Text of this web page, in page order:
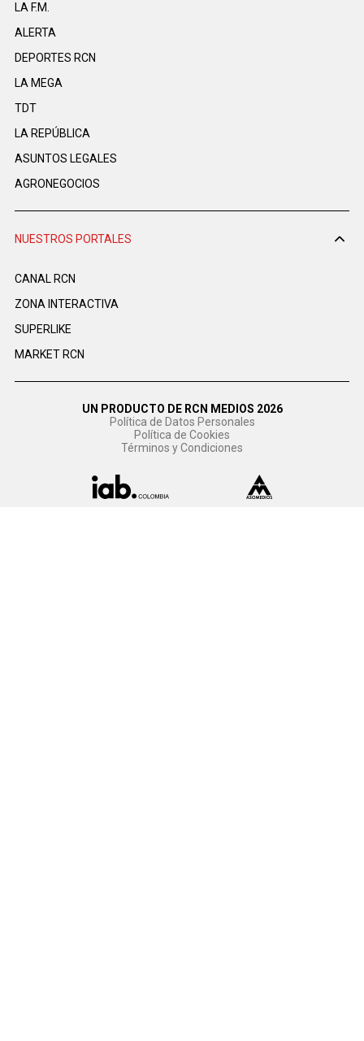
LA F.M.
ALERTA
DEPORTES RCN
LA MEGA
TDT
LA REPÚBLICA
ASUNTOS LEGALES
AGRONEGOCIOS
NUESTROS PORTALES
CANAL RCN
ZONA INTERACTIVA
SUPERLIKE
MARKET RCN
UN PRODUCTO DE RCN MEDIOS 2026
Política de Datos Personales
Política de Cookies
Términos y Condiciones